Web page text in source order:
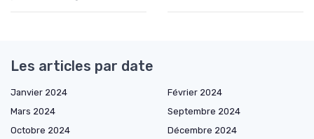
Les articles par date
Janvier 2024
Février 2024
Mars 2024
Septembre 2024
Octobre 2024
Décembre 2024